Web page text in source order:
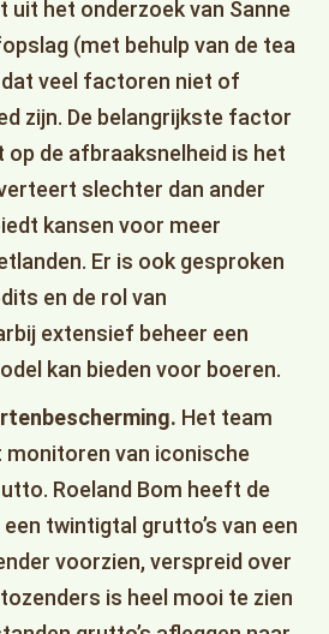
uit het onderzoek van Sanne
(met behulp van de tea
veel factoren niet of
zijn. De belangrijkste factor
op de afbraaksnelheid is het
slechter dan ander
kansen voor meer
Er is ook gesproken
en de rol van
extensief beheer een
kan bieden voor boeren.
Het team
monitoren van iconische
Roeland Bom heeft de
twintigtal grutto’s van een
voorzien, verspreid over
is heel mooi te zien